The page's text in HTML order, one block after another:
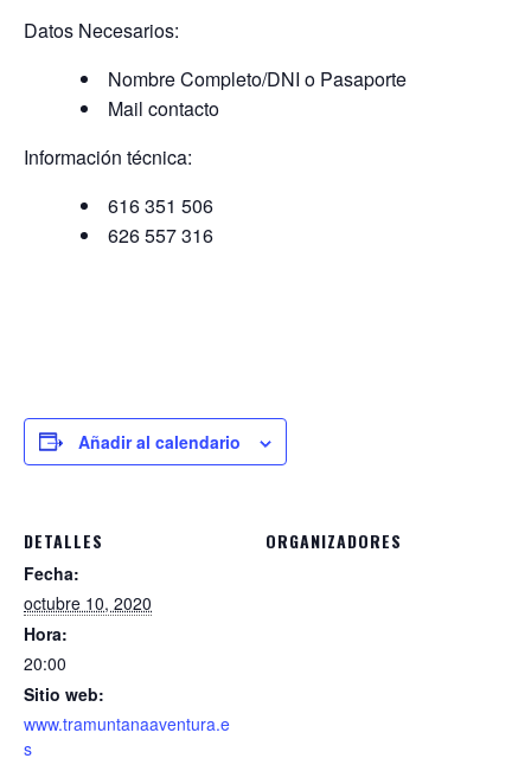
Datos Necesarios:
Nombre Completo/DNI o Pasaporte
Mail contacto
Información técnica:
616 351 506
626 557 316
Añadir al calendario
DETALLES
Fecha:
octubre 10, 2020
Hora:
20:00
Sitio web:
www.tramuntanaaventura.e
s
ORGANIZADORES